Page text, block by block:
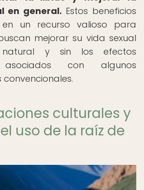
en general. Estos beneficios
un recurso valioso para
mejorar su vida sexual
y sin los efectos
asociados con algunos
culturales y
uso de la raíz de